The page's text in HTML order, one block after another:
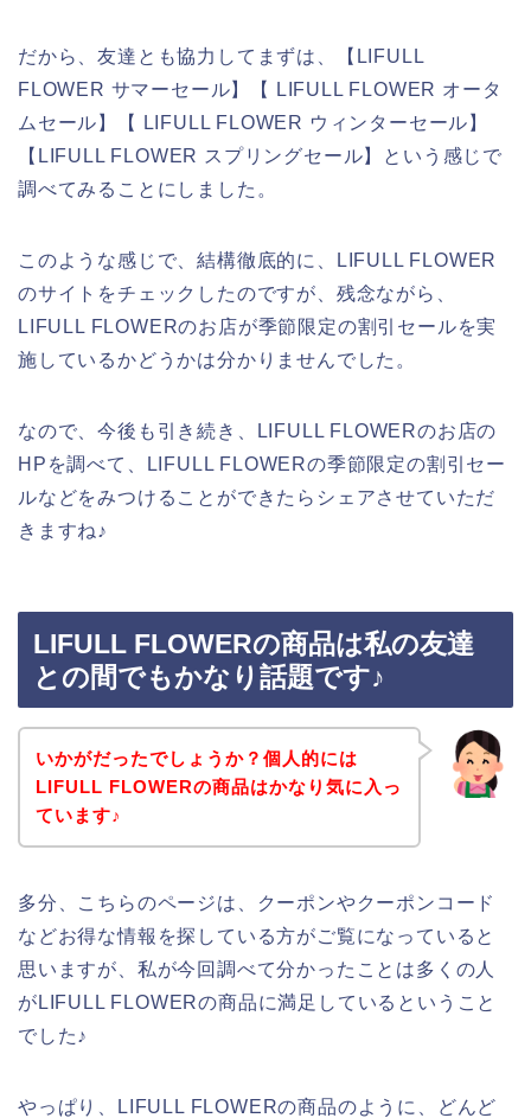
だから、友達とも協力してまずは、【LIFULL
FLOWER サマーセール】【 LIFULL FLOWER オータ
ムセール】【 LIFULL FLOWER ウィンターセール】
【LIFULL FLOWER スプリングセール】という感じで
調べてみることにしました。
このような感じで、結構徹底的に、LIFULL FLOWER
のサイトをチェックしたのですが、残念ながら、
LIFULL FLOWERのお店が季節限定の割引セールを実
施しているかどうかは分かりませんでした。
なので、今後も引き続き、LIFULL FLOWERのお店の
HPを調べて、LIFULL FLOWERの季節限定の割引セー
ルなどをみつけることができたらシェアさせていただ
きますね♪
LIFULL FLOWERの商品は私の友達
との間でもかなり話題です♪
いかがだったでしょうか？個人的には
LIFULL FLOWERの商品はかなり気に入っ
ています♪
多分、こちらのページは、クーポンやクーポンコード
などお得な情報を探している方がご覧になっていると
思いますが、私が今回調べて分かったことは多くの人
がLIFULL FLOWERの商品に満足しているということ
でした♪
やっぱり、LIFULL FLOWERの商品のように、どんど